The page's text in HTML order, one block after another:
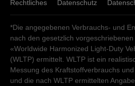
Rechtliches Datenschutz
*Die angegebenen Verbrauchs- und
nach den gesetzlich
«Worldwide Harmonized Light-Duty
(WLTP) ermittelt. WLTP ist ein
Messung des Kraftstoffverbrauchs
und die nach WLTP ermittelten